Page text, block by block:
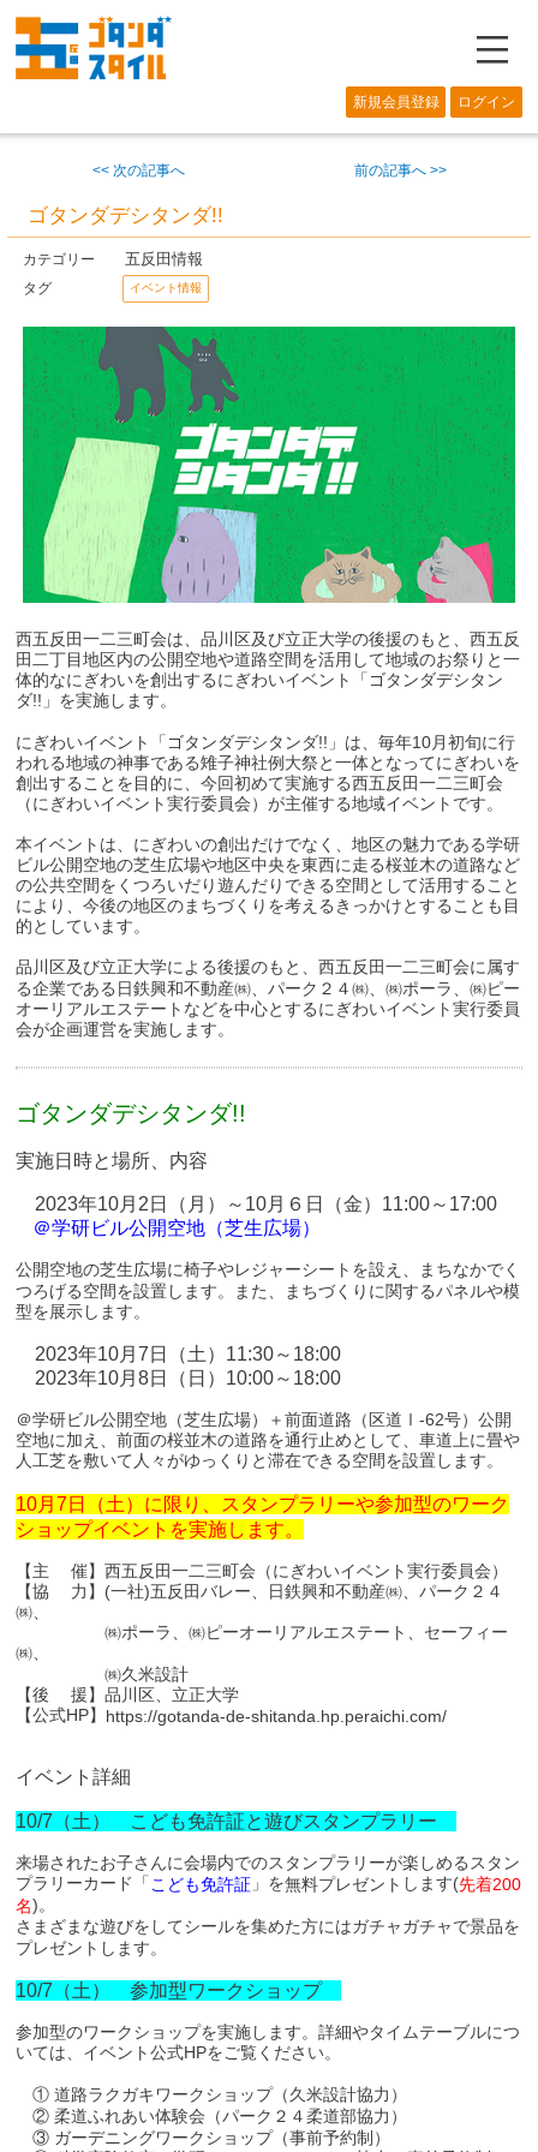
―
新規会員登録 ログイン
<< 次の記事へ 前の記事へ >>
ゴタンダデシタンダ!!
カテゴリー 五反田情報
タグ イベント情報
西五反田一二三町会は、品川区及び立正大学の後援のもと、西五反
田二丁目地区内の公開空地や道路空間を活用して地域のお祭りと一
体的なにぎわいを創出するにぎわいイベント「ゴタンダデシタン
ダ!!」を実施します。
にぎわいイベント「ゴタンダデシタンダ!!」は、毎年10月初旬に行
われる地域の神事である雉子神社例大祭と一体となってにぎわいを
創出することを目的に、今回初めて実施する西五反田一二三町会
（にぎわいイベント実行委員会）が主催する地域イベントです。
本イベントは、にぎわいの創出だけでなく、地区の魅力である学研
ビル公開空地の芝生広場や地区中央を東西に走る桜並木の道路など
の公共空間をくつろいだり遊んだりできる空間として活用すること
により、今後の地区のまちづくりを考えるきっかけとすることも目
的としています。
品川区及び立正大学による後援のもと、西五反田一二三町会に属す
る企業である日鉄興和不動産㈱、パーク２４㈱、㈱ポーラ、㈱ピー
オーリアルエステートなどを中心とするにぎわいイベント実行委員
会が企画運営を実施します。
ゴタンダデシタンダ!!
実施日時と場所、内容
2023年10月2日（月）～10月６日（金）11:00～17:00
＠学研ビル公開空地（芝生広場）
公開空地の芝生広場に椅子やレジャーシートを設え、まちなかでく
つろげる空間を設置します。また、まちづくりに関するパネルや模
型を展示します。
2023年10月7日（土）11:30～18:00
2023年10月8日（日）10:00～18:00
＠学研ビル公開空地（芝生広場）＋前面道路（区道Ⅰ-62号）公開
空地に加え、前面の桜並木の道路を通行止めとして、車道上に畳や
人工芝を敷いて人々がゆっくりと滞在できる空間を設置します。
10月7日（土）に限り、スタンプラリーや参加型のワーク
ショップイベントを実施します。
【主 催】西五反田一二三町会（にぎわいイベント実行委員会）
【協 力】(一社)五反田バレー、日鉄興和不動産㈱、パーク２４
㈱、
㈱ポーラ、㈱ピーオーリアルエステート、セーフィー
㈱、
㈱久米設計
【後 援】品川区、立正大学
【公式HP】 https://gotanda-de-shitanda.hp.peraichi.com/
イベント詳細
10/7（土） こども免許証と遊びスタンプラリー
来場されたお子さんに会場内でのスタンプラリーが楽しめるスタン
プラリーカード「こども免許証」を無料プレゼント します(先着200
名)。
さまざまな遊びをしてシールを集めた方にはガチャガチャで景品を
プレゼントします。
10/7（土） 参加型ワークショップ
参加型のワークショップを実施します。詳細やタイムテーブルにつ
いては、イベント公式HPをご覧ください。
① 道路ラクガキワークショップ（久米設計協力）
② 柔道ふれあい体験会（パーク２４柔道部協力）
③ ガーデニングワークショップ（事前予約制）